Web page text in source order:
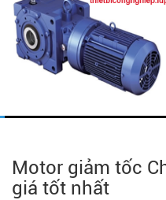
Motor giảm tốc
giá tốt nhất